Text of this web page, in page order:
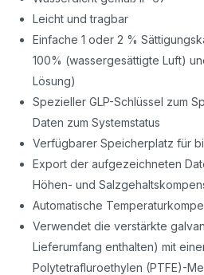
Leicht und tragbar
Einfache 1 oder 2 %
100% (wassergesättigte Luft)
Lösung)
Spezieller GLP-Schlüssel zum
Daten zum Systemstatus
Verfügbarer Speicherplatz für
Export der aufgezeichneten
Höhen- und
Automatische
Verwendet die verstärkte
Lieferumfang enthalten) mit
Polytetrafluroethylen (PTFE)-